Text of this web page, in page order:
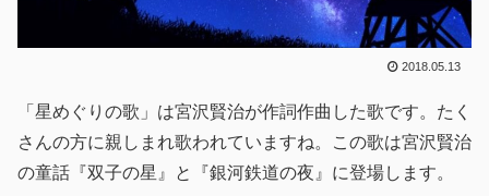
2018.05.13
「星めぐりの歌」は宮沢賢治が作詞作曲した歌です。たく
さんの方に親しまれ歌われていますね。この歌は宮沢賢治
の童話『双子の星』と『銀河鉄道の夜』に登場します。